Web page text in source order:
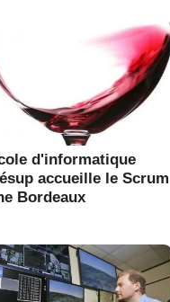
d'informatique
accueille le Scrum
Bordeaux